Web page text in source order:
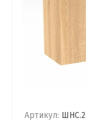
Артикул: ШНС.2